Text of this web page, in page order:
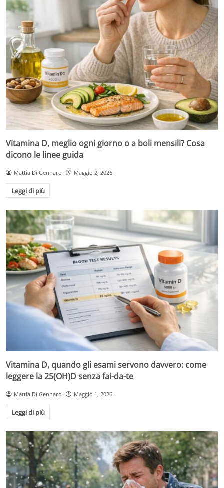
Vitamina D, meglio ogni giorno o a boli mensili? Cosa
dicono le linee guida
Mattia Di Gennaro Maggio 2, 2026
Leggi di più
Vitamina D, quando gli esami servono davvero: come
leggere la 25(OH)D senza fai-da-te
Mattia Di Gennaro Maggio 1, 2026
Leggi di più